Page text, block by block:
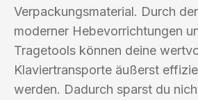
Verpackungsmaterial. Durch
moderner Hebevorrichtungen
Tragetools können deine
Klaviertransporte äußerst
werden. Dadurch sparst du